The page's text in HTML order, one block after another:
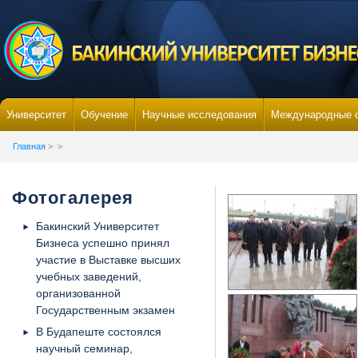
Университет Обучение Научные исследования Международные
Главная > >
Фотогалерея
Бакинский Университет
Бизнеса успешно принял
участие в Выставке высших
учебных заведений,
организованной
Государственным экзамен
В Будапеште состоялся
научный семинар,